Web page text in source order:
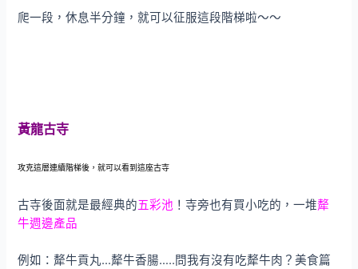
爬一段，休息半分鐘，就可以征服這段階梯啦～～
黃龍古寺
攻克這層連續階梯後，就可以看到這座古寺
古寺後面就是最經典的五彩池 ！寺旁也有買小吃的，一堆犛
牛週邊產品
例如：犛牛貢丸…犛牛香腸…..問我有沒有吃犛牛肉？美食篇